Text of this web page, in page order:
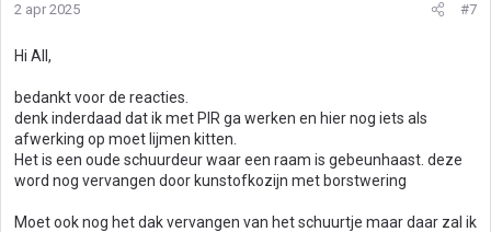
2 apr 2025 #7
Hi All,
bedankt voor de reacties.
denk inderdaad dat ik met PIR ga werken en hier nog iets als
afwerking op moet lijmen kitten.
Het is een oude schuurdeur waar een raam is gebeunhaast. deze
word nog vervangen door kunstofkozijn met borstwering
Moet ook nog het dak vervangen van het schuurtje maar daar zal ik